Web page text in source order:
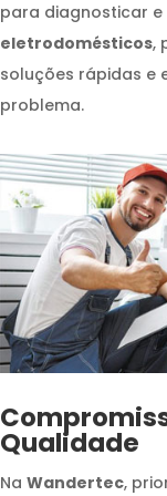
para diagnosticar
eletrodomésticos,
soluções rápidas e
problema.
Qualidade
Na Wandertec,